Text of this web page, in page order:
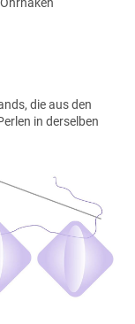
die aus den
in derselben